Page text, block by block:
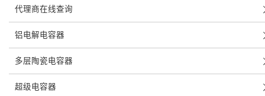
代理商在线查询
铝电解电容器
多层陶瓷电容器
超级电容器